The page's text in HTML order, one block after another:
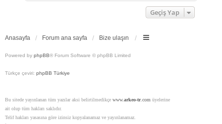
Geçiş Yap
Anasayfa Forum ana sayfa Bize ulaşın
Powered by phpBB® Forum Software © phpBB Limited
Türkçe çeviri: phpBB Türkiye
Bu sitede yayınlanan tüm yazılar aksi belirtilmedikçe www.arkeo-tr.com üyelerine
ait olup tüm hakları saklıdır.
Telif hakları yasasına göre izinsiz kopyalanamaz ve yayınlanamaz.